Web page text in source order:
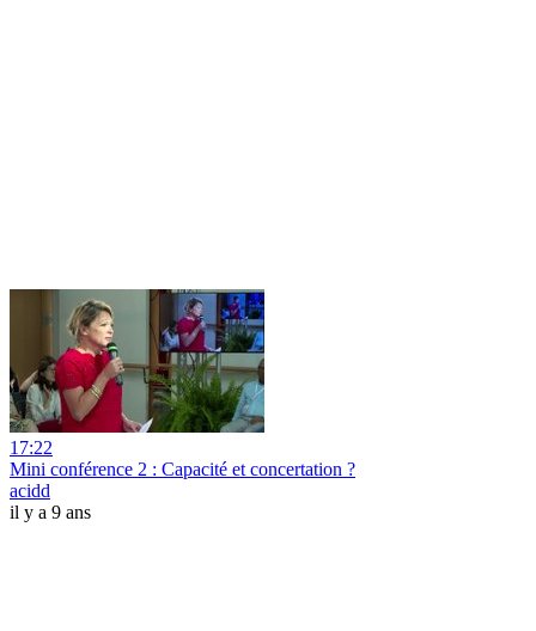
17:22
Mini conférence 2 : Capacité et concertation ?
acidd
il y a 9 ans